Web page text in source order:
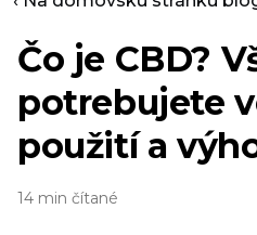
Čo je CBD?
potrebujete
použití a
14 min čítané